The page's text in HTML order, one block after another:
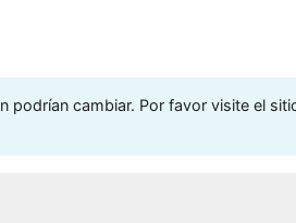
podrían cambiar. Por favor visite el